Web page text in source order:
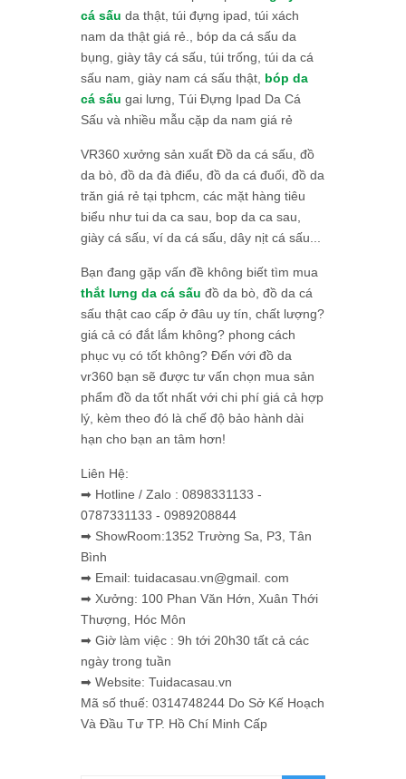
cá sấu da thật, túi đựng ipad, túi xách
nam da thật giá rẻ., bóp da cá sấu da
bụng, giày tây cá sấu, túi trống, túi da cá
sấu nam, giày nam cá sấu thật, bóp da
cá sấu gai lưng, Túi Đựng Ipad Da Cá
Sấu và nhiều mẫu cặp da nam giá rẻ
VR360 xưởng sản xuất Đồ da cá sấu, đồ
da bò, đồ da đà điểu, đồ da cá đuối, đồ da
trăn giá rẻ tại tphcm, các mặt hàng tiêu
biểu như tui da ca sau, bop da ca sau,
giày cá sấu, ví da cá sấu, dây nịt cá sấu...
Bạn đang gặp vấn đề không biết tìm mua
thắt lưng da cá sấu đồ da bò, đồ da cá
sấu thật cao cấp ở đâu uy tín, chất lượng?
giá cả có đắt lắm không? phong cách
phục vụ có tốt không? Đến với đồ da
vr360 bạn sẽ được tư vấn chọn mua sản
phẩm đồ da tốt nhất với chi phí giá cả hợp
lý, kèm theo đó là chế độ bảo hành dài
hạn cho bạn an tâm hơn!
Liên Hệ:
➡ Hotline / Zalo : 0898331133 -
0787331133 - 0989208844
➡ ShowRoom:1352 Trường Sa, P3, Tân
Bình
➡ Email: tuidacasau.vn@gmail. com
➡ Xưởng: 100 Phan Văn Hớn, Xuân Thới
Thượng, Hóc Môn
➡ Giờ làm việc : 9h tới 20h30 tất cả các
ngày trong tuần
➡ Website: Tuidacasau.vn
Mã số thuế: 0314748244 Do Sở Kế Hoạch
Và Đầu Tư TP. Hồ Chí Minh Cấp